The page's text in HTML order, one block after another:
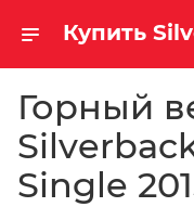
Горный
Single